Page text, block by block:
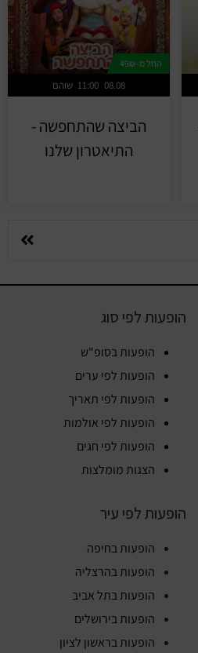
החל מ-49₪
שוהם 11:00 08.08
הביצה שהתחפשה -
התיאטרון שלנו
הופעות לפי סוג
הופעות בסופ"ש
הופעות לפי ערים
הופעות לפי תאריך
הופעות לפי אולמות
הופעות לפי חגים
הצגות מומלצות
הופעות לפי עיר
הופעות בחיפה
הופעות בהרצליה
הופעות בתל אביב
הופעות בירושלים
הופעות בראשון לציון